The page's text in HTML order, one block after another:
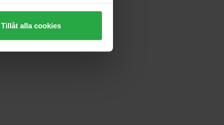
Tillåt alla cookies